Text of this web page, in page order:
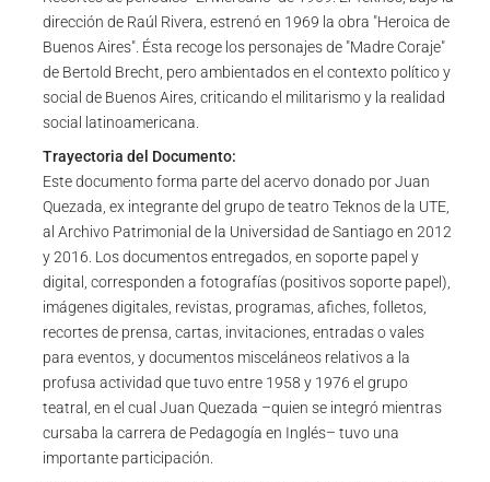
dirección de Raúl Rivera, estrenó en 1969 la obra "Heroica de
Buenos Aires". Ésta recoge los personajes de "Madre Coraje"
de Bertold Brecht, pero ambientados en el contexto político y
social de Buenos Aires, criticando el militarismo y la realidad
social latinoamericana.
Trayectoria del Documento:
Este documento forma parte del acervo donado por Juan
Quezada, ex integrante del grupo de teatro Teknos de la UTE,
al Archivo Patrimonial de la Universidad de Santiago en 2012
y 2016. Los documentos entregados, en soporte papel y
digital, corresponden a fotografías (positivos soporte papel),
imágenes digitales, revistas, programas, afiches, folletos,
recortes de prensa, cartas, invitaciones, entradas o vales
para eventos, y documentos misceláneos relativos a la
profusa actividad que tuvo entre 1958 y 1976 el grupo
teatral, en el cual Juan Quezada –quien se integró mientras
cursaba la carrera de Pedagogía en Inglés– tuvo una
importante participación.